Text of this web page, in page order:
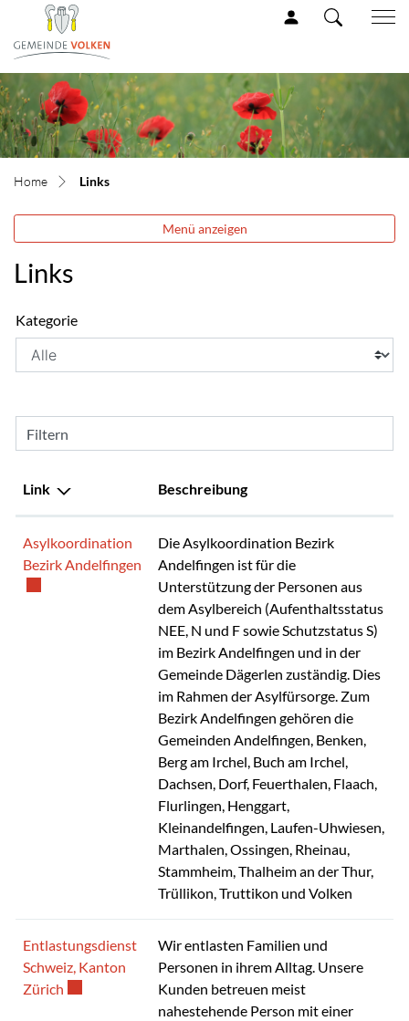
zur Startseite
Direkt zur Hauptnavigation
Direkt zum Inhalt
Direkt zur Suche
Direkt zum Stichwortverzeichnis
Links(ausgewählt)
Menü anzeigen
Links
Kategorie
Filtern
Link Beschreibung
Asylkoordination
Bezirk Andelfingen Externer Link wird in einem neuen
Die Asylkoordination Bezirk
Andelfingen ist für die
Unterstützung der Personen aus
dem Asylbereich (Aufenthaltsstatus
NEE, N und F sowie Schutzstatus S)
im Bezirk Andelfingen und in der
Gemeinde Dägerlen zuständig. Dies
im Rahmen der Asylfürsorge. Zum
Bezirk Andelfingen gehören die
Gemeinden Andelfingen, Benken,
Berg am Irchel, Buch am Irchel,
Dachsen, Dorf, Feuerthalen, Flaach,
Flurlingen, Henggart,
Kleinandelfingen, Laufen-Uhwiesen,
Marthalen, Ossingen, Rheinau,
Stammheim, Thalheim an der Thur,
Trüllikon, Truttikon und Volken
Entlastungsdienst
Schweiz, Kanton
Zürich Externer Link wird in einem neuen Fenster geöffnet.
Wir entlasten Familien und
Personen in ihrem Alltag. Unsere
Kunden betreuen meist
nahestehende Person mit einer